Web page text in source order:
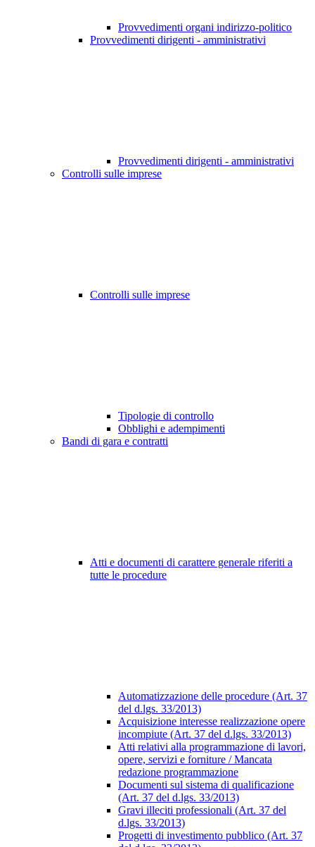
Provvedimenti organi indirizzo-politico
Provvedimenti dirigenti - amministrativi
Provvedimenti dirigenti - amministrativi
Controlli sulle imprese
Controlli sulle imprese
Tipologie di controllo
Obblighi e adempimenti
Bandi di gara e contratti
Atti e documenti di carattere generale riferiti a
tutte le procedure
Automatizzazione delle procedure (Art. 37
del d.lgs. 33/2013)
Acquisizione interesse realizzazione opere
incompiute (Art. 37 del d.lgs. 33/2013)
Atti relativi alla programmazione di lavori,
opere, servizi e forniture / Mancata
redazione programmazione
Documenti sul sistema di qualificazione
(Art. 37 del d.lgs. 33/2013)
Gravi illeciti professionali (Art. 37 del
d.lgs. 33/2013)
Progetti di investimento pubblico (Art. 37